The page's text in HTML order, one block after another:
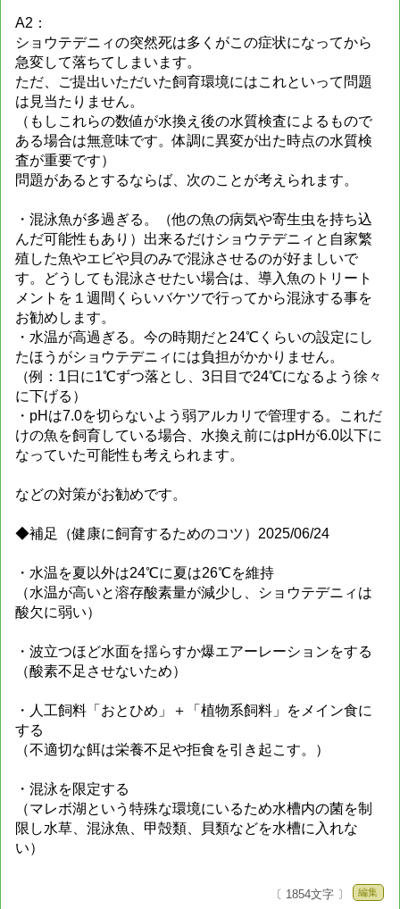
A2：
ショウテデニィの突然死は多くがこの症状になってから
急変して落ちてしまいます。
ただ、ご提出いただいた飼育環境にはこれといって問題
は見当たりません。
（もしこれらの数値が水換え後の水質検査によるもので
ある場合は無意味です。体調に異変が出た時点の水質検
査が重要です）
問題があるとするならば、次のことが考えられます。
・混泳魚が多過ぎる。（他の魚の病気や寄生虫を持ち込
んだ可能性もあり）出来るだけショウテデニィと自家繁
殖した魚やエビや貝のみで混泳させるのが好ましいで
す。どうしても混泳させたい場合は、導入魚のトリート
メントを１週間くらいバケツで行ってから混泳する事を
お勧めします。
・水温が高過ぎる。今の時期だと24℃くらいの設定にし
たほうがショウテデニィには負担がかかりません。
（例：1日に1℃ずつ落とし、3日目で24℃になるよう徐々
に下げる）
・pHは7.0を切らないよう弱アルカリで管理する。これだ
けの魚を飼育している場合、水換え前にはpHが6.0以下に
なっていた可能性も考えられます。
などの対策がお勧めです。
◆補足（健康に飼育するためのコツ）2025/06/24
・水温を夏以外は24℃に夏は26℃を維持
（水温が高いと溶存酸素量が減少し、ショウテデニィは
酸欠に弱い）
・波立つほど水面を揺らすか爆エアーレーションをする
（酸素不足させないため）
・人工飼料「おとひめ」＋「植物系飼料」をメイン食に
する
（不適切な餌は栄養不足や拒食を引き起こす。）
・混泳を限定する
（マレボ湖という特殊な環境にいるため水槽内の菌を制
限し水草、混泳魚、甲殻類、貝類などを水槽に入れな
い）
〔 1854文字 〕 編集